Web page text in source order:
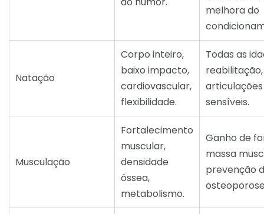
melhora do
Natação
Corpo inteiro,
baixo impacto,
cardiovascular,
flexibilidade.
Todas as
reabilitação,
articulações
sensíveis.
Musculação
Fortalecimento
muscular,
densidade
óssea,
metabolismo.
Ganho de
massa
prevenção